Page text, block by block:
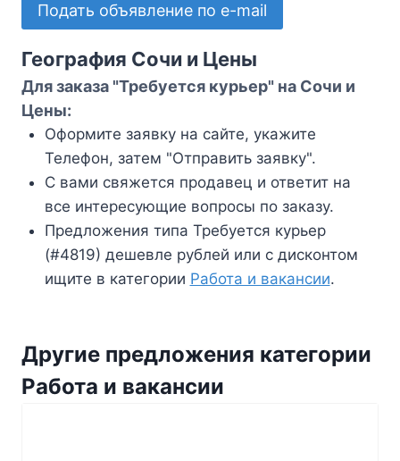
Подать объявление по e-mail
География Сочи и Цены
Для заказа "Требуется курьер" на Сочи и
Цены:
Оформите заявку на сайте, укажите
Телефон, затем "Отправить заявку".
С вами свяжется продавец и ответит на
все интересующие вопросы по заказу.
Предложения типа Требуется курьер
(#4819) дешевле рублей или с дисконтом
ищите в категории Работа и вакансии.
Другие предложения категории
Работа и вакансии